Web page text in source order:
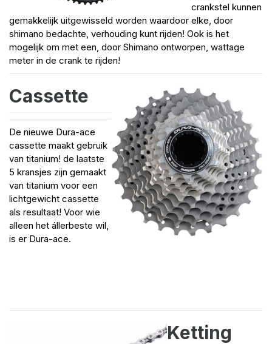
crankstel kunnen
gemakkelijk uitgewisseld worden waardoor elke, door
shimano bedachte, verhouding kunt rijden! Ook is het
mogelijk om met een, door Shimano ontworpen, wattage
meter in de crank te rijden!
Cassette
De nieuwe Dura-ace
cassette maakt gebruik
van titanium! de laatste
5 kransjes zijn gemaakt
van titanium voor een
lichtgewicht cassette
als resultaat! Voor wie
alleen het állerbeste wil,
is er Dura-ace.
Ketting